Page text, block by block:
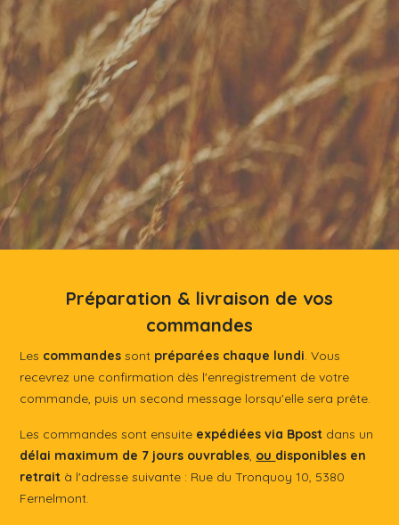
Préparation & livraison de vos
commandes​
Les commandessont préparées chaque lundi. Vous
recevrez une confirmation dès l'enregistrement de votre
commande, puis un second message lorsqu'elle sera prête.
Les commandes sont ensuite expédiées via Bpost dans un
délai maximum de 7 jours ouvrables, ou disponibles en
retrait à l'adresse suivante : Rue du Tronquoy 10, 5380
Fernelmont.